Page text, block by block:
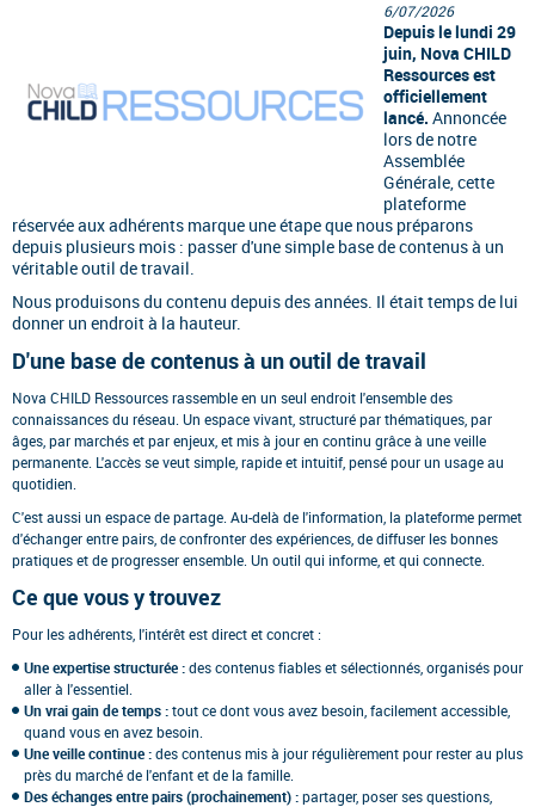
6/07/2026
Depuis le lundi 29
juin, Nova CHILD
Ressources est
officiellement
lancé. Annoncée
lors de notre
Assemblée
Générale, cette
plateforme
réservée aux adhérents marque une étape que nous préparons
depuis plusieurs mois : passer d'une simple base de contenus à un
véritable outil de travail.
Nous produisons du contenu depuis des années. Il était temps de lui
donner un endroit à la hauteur.
D'une base de contenus à un outil de travail
Nova CHILD Ressources rassemble en un seul endroit l'ensemble des
connaissances du réseau. Un espace vivant, structuré par thématiques, par
âges, par marchés et par enjeux, et mis à jour en continu grâce à une veille
permanente. L'accès se veut simple, rapide et intuitif, pensé pour un usage au
quotidien.
C'est aussi un espace de partage. Au-delà de l'information, la plateforme permet
d'échanger entre pairs, de confronter des expériences, de diffuser les bonnes
pratiques et de progresser ensemble. Un outil qui informe, et qui connecte.
Ce que vous y trouvez
Pour les adhérents, l'intérêt est direct et concret :
Une expertise structurée :des contenus fiables et sélectionnés, organisés pour
aller à l'essentiel.
Un vrai gain de temps :tout ce dont vous avez besoin, facilement accessible,
quand vous en avez besoin.
Une veille continue :des contenus mis à jour régulièrement pour rester au plus
près du marché de l'enfant et de la famille.
Des échanges entre pairs (prochainement) :partager, poser ses questions,